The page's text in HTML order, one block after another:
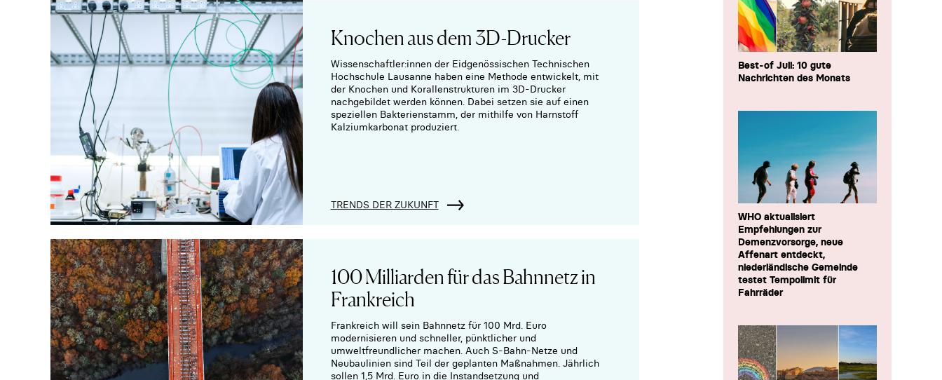
Knochen aus dem 3D-Drucker
Wissenschaftler:innen der Eidgenössischen Technischen
Hochschule Lausanne haben eine Methode entwickelt, mit
der Knochen und Korallenstrukturen im 3D-Drucker
nachgebildet werden können. Dabei setzen sie auf einen
speziellen Bakterienstamm, der mithilfe von Harnstoff
Kalziumkarbonat produziert.
TRENDS DER ZUKUNFT
100 Milliarden für das Bahnnetz in
Frankreich
Frankreich will sein Bahnnetz für 100 Mrd. Euro
modernisieren und schneller, pünktlicher und
umweltfreundlicher machen. Auch S-Bahn-Netze und
Neubaulinien sind Teil der geplanten Maßnahmen. Jährlich
sollen 1,5 Mrd. Euro in die Instandsetzung und
Best-of Juli: 10 gute
Nachrichten des Monats
WHO aktualisiert
Empfehlungen zur
Demenzvorsorge, neue
Affenart entdeckt,
niederländische Gemeinde
testet Tempolimit für
Fahrräder